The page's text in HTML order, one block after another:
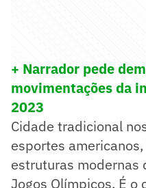
+ Narrador pede
movimentações da
2023
Cidade tradicional
esportes
estruturas modernas
Jogos Olímpicos. É o